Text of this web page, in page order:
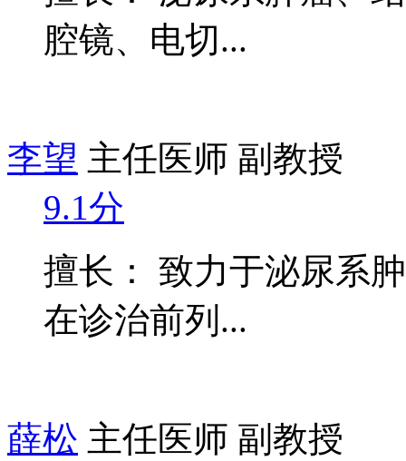
腔镜、电切...
李望 主任医师 副教授
9.1分
擅长： 致力于泌尿系
在诊治前列...
薛松 主任医师 副教授